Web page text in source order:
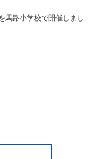
路小学校で開催しまし